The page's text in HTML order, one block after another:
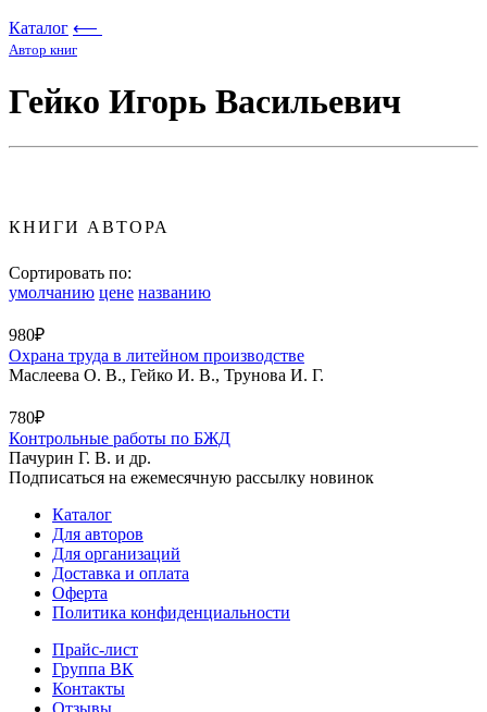
Каталог ⟵
Автор книг
Гейко Игорь Васильевич
КНИГИ АВТОРА
Сортировать по:
умолчанию цене названию
980₽
Охрана труда в литейном производстве
Маслеева О. В., Гейко И. В., Трунова И. Г.
780₽
Контрольные работы по БЖД
Пачурин Г. В. и др.
Подписаться на ежемесячную рассылку новинок
Каталог
Для авторов
Для организаций
Доставка и оплата
Оферта
Политика конфиденциальности
Прайс-лист
Группа ВК
Контакты
Отзывы